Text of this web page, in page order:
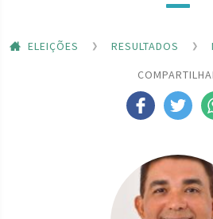
ELEIÇÕES RESULTADOS